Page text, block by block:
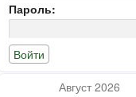
Пароль:
Август 2026